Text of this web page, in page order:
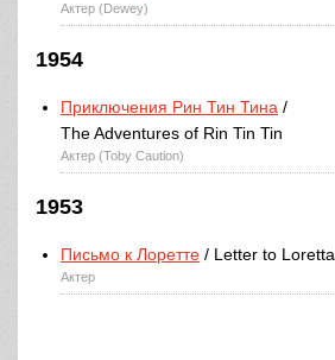
Актер (Dewey)
1954
Приключения Рин Тин Тина /
The Adventures of Rin Tin Tin
Актер (Toby Caution)
1953
Письмо к Лоретте / Letter to Loretta
Актер